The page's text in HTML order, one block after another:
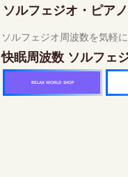
ソルフェジオ・ピア
ソルフェジオ周波数を気軽
快眠周波数 ソルフェ
RELAX WORLD SHOP